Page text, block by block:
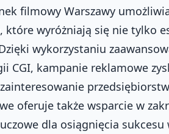
filmowy Warszawy
które wyróżniają się nie tylko
wykorzystaniu
CGI, kampanie reklamowe
oferuje także wsparcie w
dla osiągnięcia